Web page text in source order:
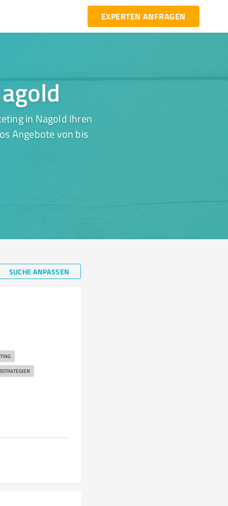
EXPERTEN ANFRAGEN
in Nagold Ihren
Angebote von bis
SUCHE ANPASSEN